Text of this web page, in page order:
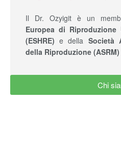
Il Dr. Ozyigit è un
Europea di Riproduzione
(ESHRE) e della Società
della Riproduzione (ASRM)
Chi